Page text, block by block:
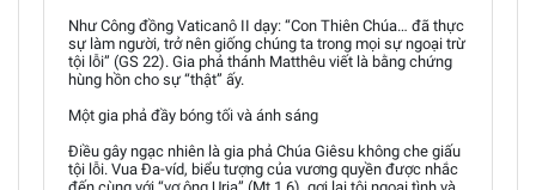
Như Công đồng Vaticanô II dạy: “Con Thiên Chúa… đã thực
sự làm người, trở nên giống chúng ta trong mọi sự ngoại trừ
tội lỗi” (GS 22). Gia phả thánh Matthêu viết là bằng chứng
hùng hồn cho sự “thật” ấy.
Một gia phả đầy bóng tối và ánh sáng
Điều gây ngạc nhiên là gia phả Chúa Giêsu không che giấu
tội lỗi. Vua Đa-víd, biểu tượng của vương quyền được nhắc